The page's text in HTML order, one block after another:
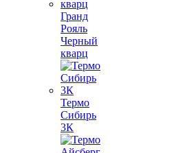
Гранд
Рояль
Черный
кварц
Термо
Сибирь
3К